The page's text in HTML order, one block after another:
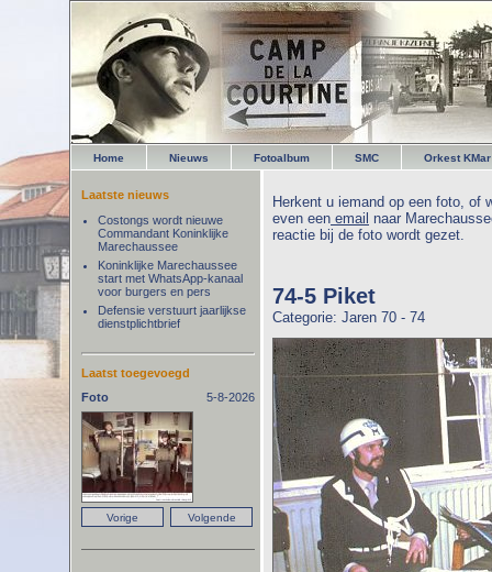
Home Nieuws Fotoalbum SMC Orkest KMar
Herkent u iemand op een foto, of
even een email naar
reactie bij de foto wordt gezet.
74-5 Piket
Categorie: Jaren 70 - 74
Laatste nieuws
Costongs wordt nieuwe
Commandant Koninklijke
Marechaussee
Koninklijke Marechaussee
start met WhatsApp-kanaal
voor burgers en pers
Defensie verstuurt jaarlijkse
dienstplichtbrief
Laatst toegevoegd
Foto
5-8-2026